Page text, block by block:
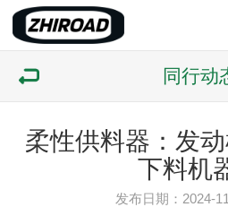
同行动
柔性供料器：发
下料机
发布日期：2024-